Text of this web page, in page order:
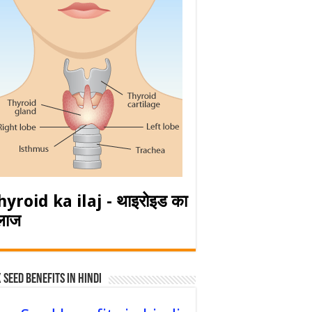
ka ilaj - थाइरोइड का
Seed Benefits in hindi